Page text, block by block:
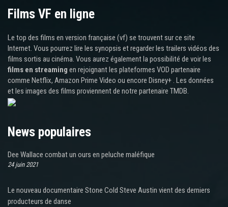
Films VF en ligne
Le top des films en version française (vf) se trouvent sur ce site
Internet. Vous pourrez lire les synopsis et regarder les trailers vidéos des
films sortis au cinéma. Vous aurez également la possibilité de voir les
films en streaming en rejoignant les plateformes VOD partenaire
comme Netflix, Amazon Prime Video ou encore Disney+ . Les données
et les images des films proviennent de notre partenaire TMDB.
News populaires
Dee Wallace combat un ours en peluche maléfique
24 juin 2021
Le nouveau documentaire Stone Cold Steve Austin vient des derniers
producteurs de danse